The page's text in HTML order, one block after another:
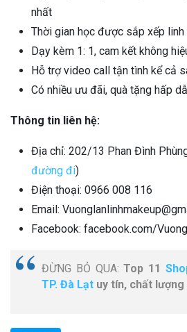
nhất
Thời gian học được sắp xếp
Dạy kèm 1: 1, cam kết không
Hỗ trợ video call tận tình kể cả
Có nhiều ưu đãi, quà tặng hấp
Thông tin liên hệ:
Địa chỉ: 202/13 Phan Đình
đường đi)
Điện thoại: 0966 008 116
Email:
Facebook: facebook.com/
ĐỪNG BỎ QUA: Top 11
TP. Đà Lạt uy tín, chất lượng